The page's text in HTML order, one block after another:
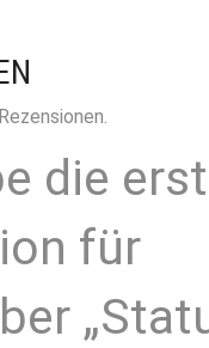
die
für